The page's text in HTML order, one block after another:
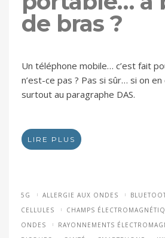
de bras ?
Un téléphone mobile… c’est fait
n’est-ce pas ? Pas si sûr… si on
surtout au paragraphe DAS.
LIRE PLUS
5G ALLERGIE AUX ONDES
CELLULES
CHAMPS
ONDES
RAYONNEMENTS